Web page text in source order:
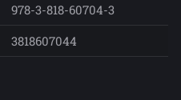
978-3-818-60704-3
3818607044